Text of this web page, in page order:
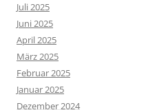
Juli 2025
Juni 2025
April 2025
März 2025
Februar 2025
Januar 2025
Dezember 2024